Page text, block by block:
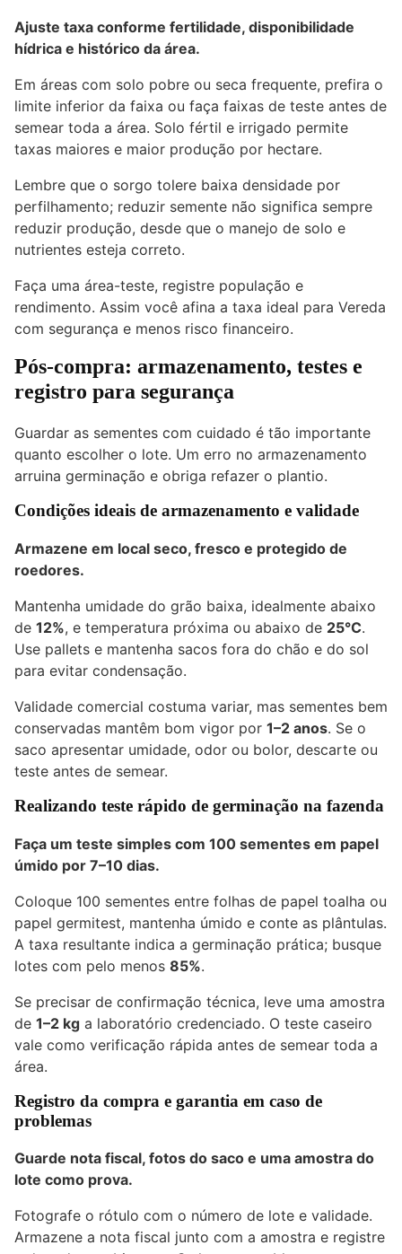
Ajuste taxa conforme fertilidade, disponibilidade
hídrica e histórico da área.
Em áreas com solo pobre ou seca frequente, prefira o
limite inferior da faixa ou faça faixas de teste antes de
semear toda a área. Solo fértil e irrigado permite
taxas maiores e maior produção por hectare.
Lembre que o sorgo tolere baixa densidade por
perfilhamento; reduzir semente não significa sempre
reduzir produção, desde que o manejo de solo e
nutrientes esteja correto.
Faça uma área-teste, registre população e
rendimento. Assim você afina a taxa ideal para Vereda
com segurança e menos risco financeiro.
Pós-compra: armazenamento, testes e
registro para segurança
Guardar as sementes com cuidado é tão importante
quanto escolher o lote. Um erro no armazenamento
arruina germinação e obriga refazer o plantio.
Condições ideais de armazenamento e validade
Armazene em local seco, fresco e protegido de
roedores.
Mantenha umidade do grão baixa, idealmente abaixo
de 12%, e temperatura próxima ou abaixo de 25°C.
Use pallets e mantenha sacos fora do chão e do sol
para evitar condensação.
Validade comercial costuma variar, mas sementes bem
conservadas mantêm bom vigor por 1–2 anos. Se o
saco apresentar umidade, odor ou bolor, descarte ou
teste antes de semear.
Realizando teste rápido de germinação na fazenda
Faça um teste simples com 100 sementes em papel
úmido por 7–10 dias.
Coloque 100 sementes entre folhas de papel toalha ou
papel germitest, mantenha úmido e conte as plântulas.
A taxa resultante indica a germinação prática; busque
lotes com pelo menos 85%.
Se precisar de confirmação técnica, leve uma amostra
de 1–2 kg a laboratório credenciado. O teste caseiro
vale como verificação rápida antes de semear toda a
área.
Registro da compra e garantia em caso de
problemas
Guarde nota fiscal, fotos do saco e uma amostra do
lote como prova.
Fotografe o rótulo com o número de lote e validade.
Armazene a nota fiscal junto com a amostra e registre